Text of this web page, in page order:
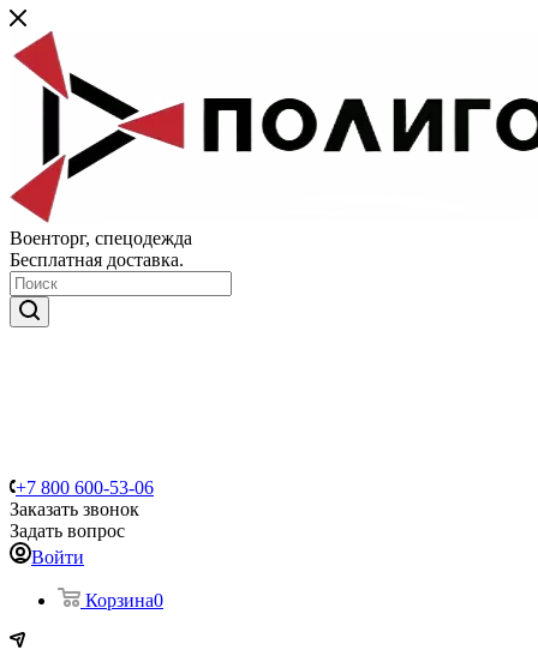
Военторг, спецодежда
Бесплатная доставка.
+7 800 600-53-06
Заказать звонок
Задать вопрос
Войти
Корзина0